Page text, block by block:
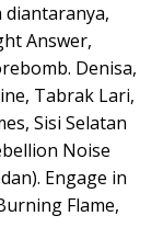
diantaranya,
Answer,
Denisa,
Tabrak Lari,
Sisi Selatan
Noise
Engage in
Flame,